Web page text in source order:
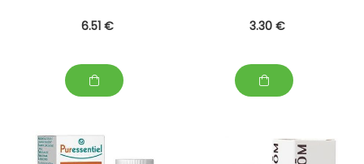
6.51 € 3.30 €